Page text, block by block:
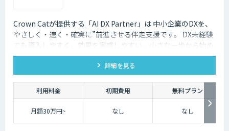
Crown Catが提供する「AI DX Partner」は 中小企業のDXを、
やさしく・速く・確実に”前進させる伴走支援です。 DX未経験
でも導入しやすく、効果を実感しやすい、小さな一歩から始め
るDX支援サービスです。 AI DX Partnerは、大手企業のDX支援
で培ったノウハウをベースに、 地方・中小企業のための“現実
的なDX”を設計・実装・運用まで一貫して支援いたします。 私
たちは、コンサル×開発×AIの力で、現場に寄り添った 『ちょ
うどいいDX』を実現します。
詳細を見る
利用料金 初期費用 無料プラン
月額30万円~ なし なし